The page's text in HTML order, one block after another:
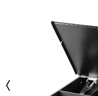
Teknik özellikler